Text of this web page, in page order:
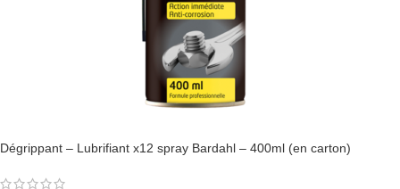
Dégrippant – Lubrifiant x12 spray Bardahl – 400ml (en carton)